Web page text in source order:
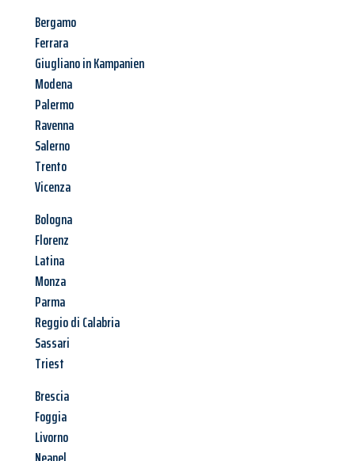
Bergamo
Ferrara
Giugliano in Kampanien
Modena
Palermo
Ravenna
Salerno
Trento
Vicenza
Bologna
Florenz
Latina
Monza
Parma
Reggio di Calabria
Sassari
Triest
Brescia
Foggia
Livorno